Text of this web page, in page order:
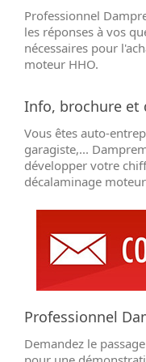
Professionnel
les réponses à vos
nécessaires pour
moteur HHO.
Info, brochure et
Vous êtes auto-
garagiste,...
développer votre
décalaminage
Professionnel
Demandez le